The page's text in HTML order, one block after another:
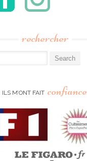
rechercher
ILS M’ONT FAIT confiance